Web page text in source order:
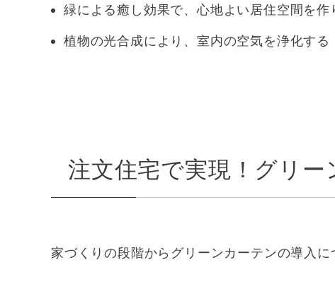
緑による癒し効果で、心地よい居住空間を作
植物の光合成により、室内の空気を浄化する
注文住宅で実現！グリ
家づくりの段階からグリーンカーテンの導入